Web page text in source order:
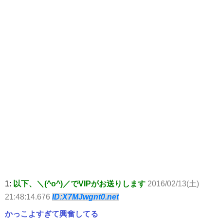
1: 以下、＼(^o^)／でVIPがお送りします 2016/02/13(土)
21:48:14.676 ID:X7MJwgnt0.net
かっこよすぎて興奮してる